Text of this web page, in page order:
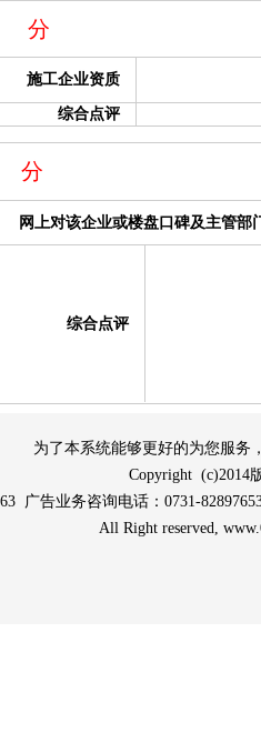
分
施工企业资质
综合点评
分
网上对该企业或楼盘口碑及主管部
综合点评
为了本系统能够更好的为您服务
Copyright (c)2014
广告业务咨询电话：0731-
All Right reserved,